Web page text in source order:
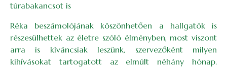
túrabakancsot is
Réka beszámolójának köszönhetően a hallgatók is
részesülhettek az életre szóló élményben, most viszont
arra is kíváncsiak leszünk, szervezőként milyen
kihívásokat tartogatott az elmúlt néhány hónap.